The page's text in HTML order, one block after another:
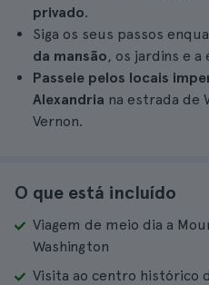
privado.
Siga os seus passos
da mansão, os jardins e a
Passeie pelos locais
Alexandria na estrada de
Vernon.
O que está incluído
Viagem de meio dia a
Washington
Visita ao centro histórico